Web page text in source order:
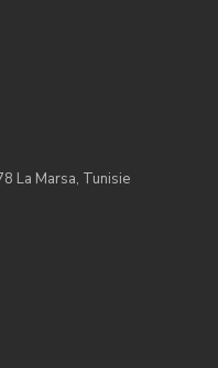
La Marsa, Tunisie